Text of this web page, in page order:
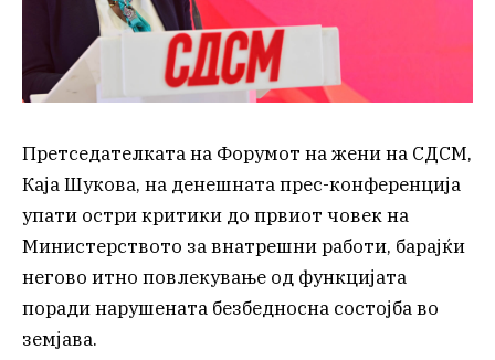
Претседателката на Форумот на жени на СДСМ,
Каја Шукова, на денешната прес-конференција
упати остри критики до првиот човек на
Министерството за внатрешни работи, барајќи
негово итно повлекување од функцијата
поради нарушената безбедносна состојба во
земјава.